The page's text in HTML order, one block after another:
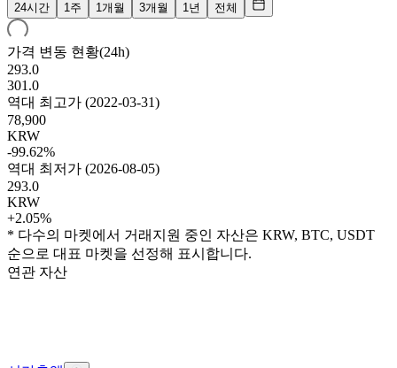
24시간 1주 1개월 3개월 1년 전체
가격 변동 현황(24h)
293.0
301.0
역대 최고가 (2022-03-31)
78,900
KRW
-99.62%
역대 최저가 (2026-08-05)
293.0
KRW
+2.05%
* 다수의 마켓에서 거래지원 중인 자산은 KRW, BTC, USDT
순으로 대표 마켓을 선정해 표시합니다.
연관 자산